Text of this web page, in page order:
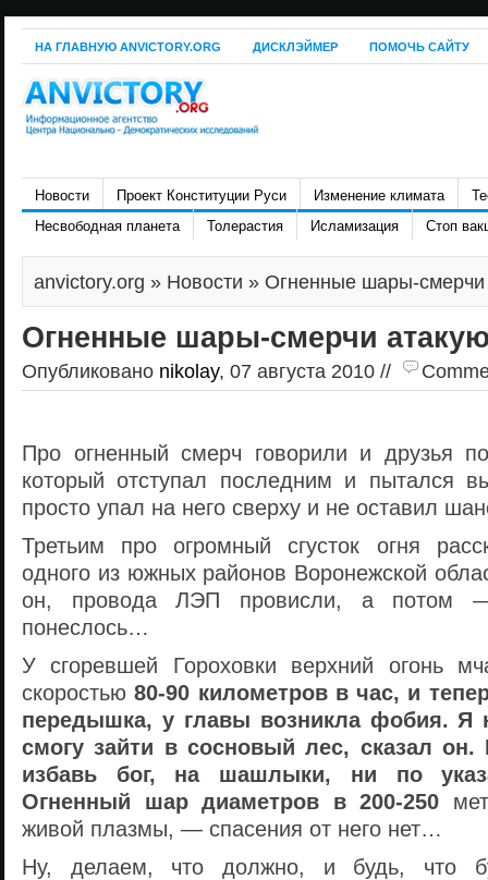
НА ГЛАВНУЮ ANVICTORY.ORG ДИСКЛЭЙМЕР ПОМОЧЬ САЙТУ
Новости Проект Конституции Руси Изменение климата
Несвободная планета
Толерастия Исламизация Стоп
anvictory.org » Новости » Огненные шары-смерчи
Огненные шары-смерчи
Опубликовано nikolay, 07 августа 2010 //
Про огненный смерч говорили и друзья
который отступал последним и пытался
просто упал на него сверху и не оставил
Третьим про огромный сгусток огня
одного из южных районов Воронежской
он, провода ЛЭП провисли, а потом
понеслось…
У сгоревшей Гороховки верхний огонь
скоростью80-90 километров в час, и
передышка, у главы возникла фобия. Я
смогу зайти в сосновый лес, сказал
избавь бог, на шашлыки, ни по
Огненный шар диаметров в 200-250
живой плазмы, — спасения от него нет…
Ну, делаем, что должно, и будь, что